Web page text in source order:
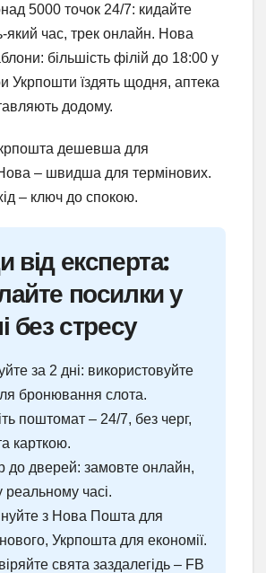
5000 точок 24/7: кидайте
який час, трек онлайн. Нова
більшість філій до 18:00 у
Укрпошти їздять щодня, аптека
додому.
дешевша для
– швидша для термінових.
– ключ до спокою.
від експерта:
посилки у
без стресу
за 2 дні: використовуйте
бронювання слота.
поштомат – 24/7, без черг,
карткою.
до дверей: замовте онлайн,
реальному часі.
з Нова Пошта для
Укрпошта для економії.
свята заздалегідь – FB